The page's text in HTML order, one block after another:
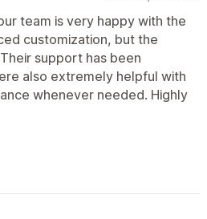
team is very happy with the
customization, but the
support has been
also extremely helpful with
whenever needed. Highly